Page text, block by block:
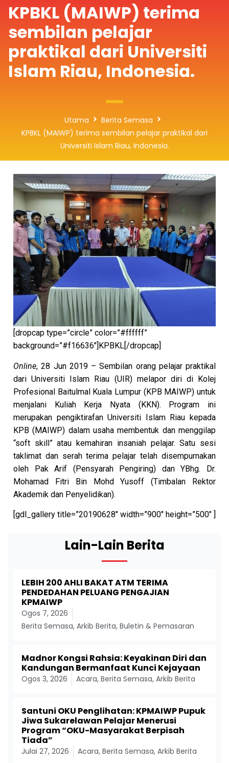
KPBKL (MAIWP) terima
sembilan pelajar
praktikal dari Universiti
Islam Riau, Indonesia.
Utama
Berita Semasa
KPBKL (MAIWP) terima sembilan pelajar praktikal dari
Universiti Islam Riau, Indonesia.
[dropcap type=”circle” color=”#ffffff”
background=”#f16636″]KPBKL[/dropcap]
Online, 28 Jun 2019 – Sembilan orang pelajar praktikal
dari Universiti Islam Riau (UIR) melapor diri di Kolej
Profesional Baitulmal Kuala Lumpur (KPB MAIWP) untuk
menjalani Kuliah Kerja Nyata (KKN). Program ini
merupakan pengiktirafan Universiti Islam Riau kepada
KPB (MAIWP) dalam usaha membentuk dan menggilap
“soft skill” atau kemahiran insaniah pelajar. Satu sesi
taklimat dan serah terima pelajar telah disempurnakan
oleh Pak Arif (Pensyarah Pengiring) dan YBhg. Dr.
Mohamad Fitri Bin Mohd Yusoff (Timbalan Rektor
Akademik dan Penyelidikan).
[gdl_gallery title=”20190628″ width=”900″ height=”500″ ]
Lain-Lain Berita
LEBIH 200 AHLI BAKAT ATM TERIMA
PENDEDAHAN PELUANG PENGAJIAN
KPMAIWP
Ogos 7, 2026
Berita Semasa, Arkib Berita, Buletin & Pemasaran
Madnor Kongsi Rahsia: Keyakinan Diri dan
Kandungan Bermanfaat Kunci Kejayaan
Ogos 3, 2026 Acara, Berita Semasa, Arkib Berita
Santuni OKU Penglihatan: KPMAIWP Pupuk
Jiwa Sukarelawan Pelajar Menerusi
Program “OKU-Masyarakat Berpisah
Tiada”
Julai 27, 2026 Acara, Berita Semasa, Arkib Berita